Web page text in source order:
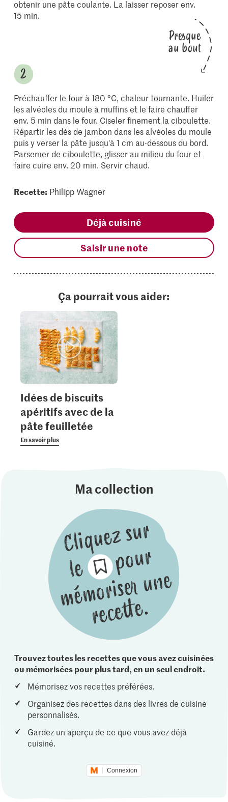
obtenir une pâte coulante. La laisser reposer env.
15 min.
Presque
au bout
Préchauffer le four à 180 °C, chaleur tournante. Huiler
les alvéoles du moule à muffins et le faire chauffer
env. 5 min dans le four. Ciseler finement la ciboulette.
Répartir les dés de jambon dans les alvéoles du moule
puis y verser la pâte jusqu'à 1 cm au-dessous du bord.
Parsemer de ciboulette, glisser au milieu du four et
faire cuire env. 20 min. Servir chaud.
Recette: Philipp Wagner
Déjà cuisiné
Saisir une note
Ça pourrait vous aider:
Idées de biscuits
apéritifs avec de la
pâte feuilletée
En savoir plus
Ma collection
Trouvez toutes les recettes que vous avez cuisinées
ou mémorisées pour plus tard, en un seul endroit.
Mémorisez vos recettes préférées.
Organisez des recettes dans des livres de cuisine
personnalisés.
Gardez un aperçu de ce que vous avez déjà
cuisiné.
Connexion